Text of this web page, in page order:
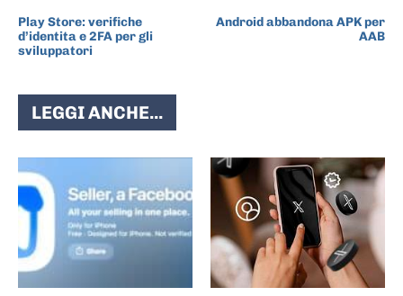
Play Store: verifiche
d’identita e 2FA per gli
sviluppatori
Android abbandona APK per
AAB
LEGGI ANCHE...